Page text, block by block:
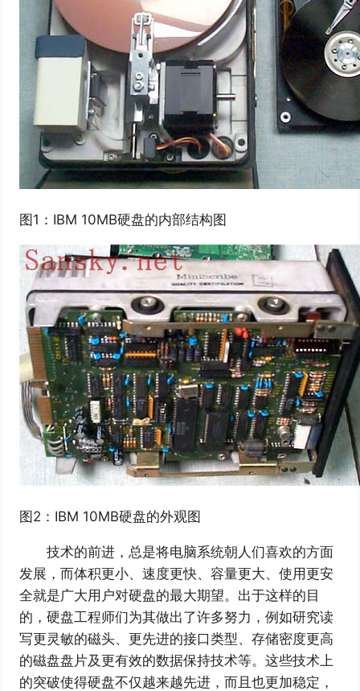
图1：IBM 10MB硬盘的内部结构图
图2：IBM 10MB硬盘的外观图
技术的前进，总是将电脑系统朝人们喜欢的方面
发展，而体积更小、速度更快、容量更大、使用更安
全就是广大用户对硬盘的最大期望。出于这样的目
的，硬盘工程师们为其做出了许多努力，例如研究读
写更灵敏的磁头、更先进的接口类型、存储密度更高
的磁盘盘片及更有效的数据保持技术等。这些技术上
的突破使得硬盘不仅越来越先进，而且也更加稳定，